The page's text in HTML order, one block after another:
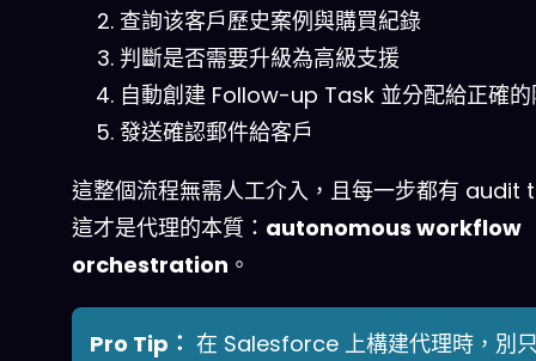
查詢该客戶歷史案例與購買紀錄
判斷是否需要升級為高級支援
自動創建 Follow-up Task 並分配給正確的
發送確認郵件給客戶
這整個流程無需人工介入，且每一步都有 audit
這才是代理的本質： autonomous workflow
orchestration 。
Pro Tip： 在 Salesforce 上構建代理時，別